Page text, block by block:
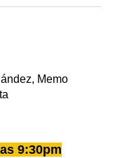
Memo
9:30pm